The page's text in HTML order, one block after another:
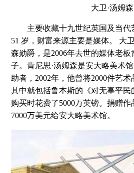
大卫·汤姆森
主要收藏十九世纪英国及当代
51 岁，财富来源主要是媒体。 大
森勋爵，是2006年去世的媒体老板
子。肯尼思·汤姆森是安大略美术
助者，2002年，他曾将2000件艺术
其中就包括鲁本斯的《对无辜平
购买时花费了5000万英镑。捐赠
7000万美元给安大略美术馆。